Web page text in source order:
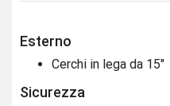
Esterno
Cerchi in lega da 15"
Sicurezza